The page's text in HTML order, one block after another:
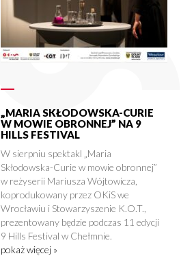
„MARIA SKŁODOWSKA-CURIE
W MOWIE OBRONNEJ” NA 9
HILLS FESTIVAL
W sierpniu spektakl „Maria
Skłodowska-Curie w mowie obronnej”
w reżyserii Mariusza Wójtowicza,
koprodukowany przez OKiS we
Wrocławiu i Stowarzyszenie K.O.T.,
prezentowany będzie podczas 11 edycji
9 Hills Festival w Chełmnie.
pokaż więcej »